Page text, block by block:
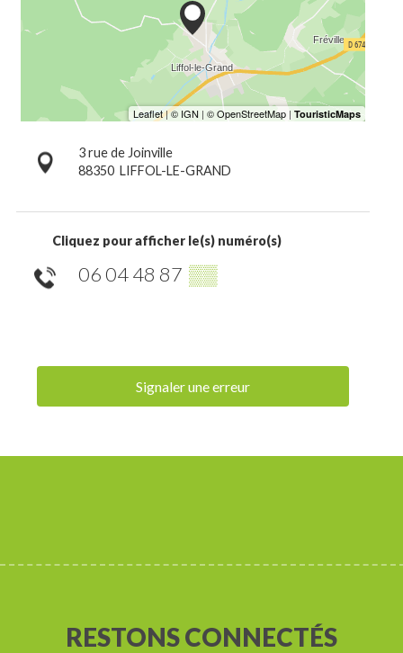
3 rue de Joinville
88350 LIFFOL-LE-GRAND
Cliquez pour afficher le(s) numéro(s)
06 04 48 87 ▒▒
Signaler une erreur
RESTONS CONNECTÉS